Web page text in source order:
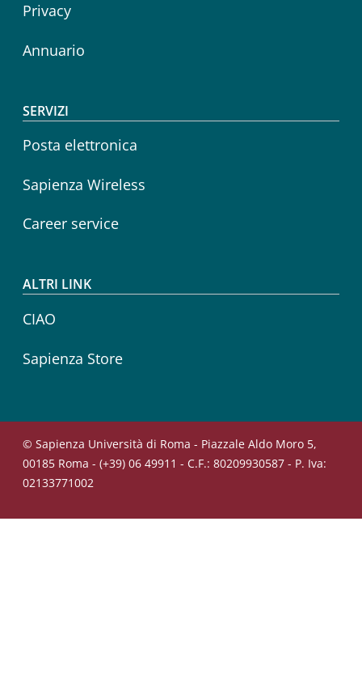
Privacy
Annuario
SERVIZI
Posta elettronica
Sapienza Wireless
Career service
ALTRI LINK
CIAO
Sapienza Store
© Sapienza Università di Roma - Piazzale Aldo Moro 5,
00185 Roma - (+39) 06 49911 - C.F.: 80209930587 - P. Iva:
02133771002